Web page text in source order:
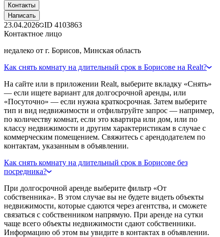
Контакты
Написать
23.04.2026 ID 4103863
Контактное лицо
недалеко от г. Борисов, Минская область
Как снять комнату на длительный срок в Борисове на Realt?
На сайте или в приложении Realt, выберите вкладку «Снять»
— если ищете вариант для долгосрочной аренды, или
«Посуточно» — если нужна краткосрочная. Затем выберите
тип и вид недвижимости и отфильтруйте запрос — например,
по количеству комнат, если это квартира или дом, или по
классу недвижимости и другим характеристикам в случае с
коммерческим помещением. Свяжитесь с арендодателем по
контактам, указанным в объявлении.
Как снять комнату на длительный срок в Борисове без
посредника?
При долгосрочной аренде выберите фильтр «От
собственника». В этом случае вы не будете видеть объекты
недвижимости, которые сдаются через агентства, и сможете
связаться с собственником напрямую. При аренде на сутки
чаще всего объекты недвижимости сдают собственники.
Информацию об этом вы увидите в контактах в объявлении.